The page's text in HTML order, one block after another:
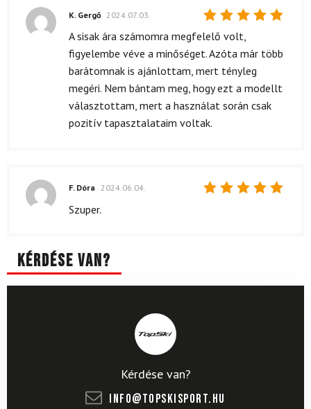
Értékelés:
K. Gergő 2024.07.03.
A sisak ára számomra megfelelő volt,
figyelembe véve a minőséget. Azóta már több
barátomnak is ajánlottam, mert tényleg
megéri. Nem bántam meg, hogy ezt a modellt
választottam, mert a használat során csak
pozitív tapasztalataim voltak.
F. Dóra 2024.06.04.
Szuper.
Kérdése van?
Kérdése van?
info@topskisport.hu